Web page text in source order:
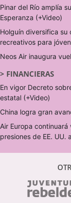
Pinar del Río amplía
Esperanza (+Video)
Holguín diversifica
recreativos para
Neos Air inaugura
> FINANCIERAS
En vigor Decreto
estatal (+Video)
China logra gran
Air Europa
presiones de EE. UU.